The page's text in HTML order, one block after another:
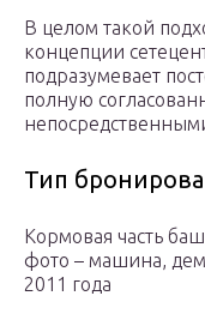
В целом такой
концепции
подразумевает
полную
Тип
Кормовая часть
фото – машина,
2011 года